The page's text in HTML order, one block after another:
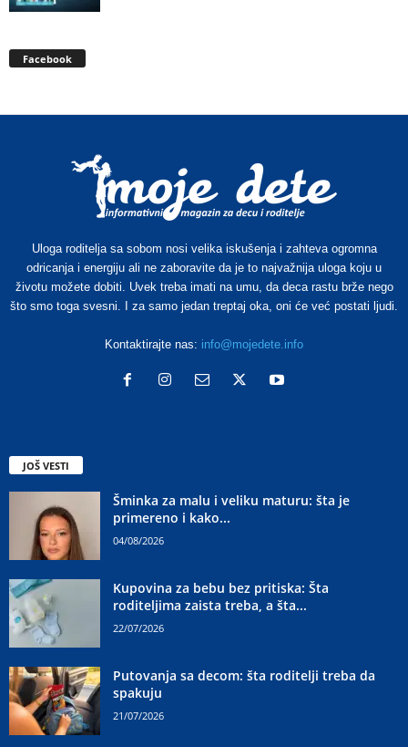
Facebook
Uloga roditelja sa sobom nosi velika iskušenja i zahteva ogromna
odricanja i energiju ali ne zaboravite da je to najvažnija uloga koju u
životu možete dobiti. Uvek treba imati na umu, da deca rastu brže nego
što smo toga svesni. I za samo jedan treptaj oka, oni će već postati ljudi.
Kontaktirajte nas: info@mojedete.info
JOŠ VESTI
Šminka za malu i veliku maturu: šta je
primereno i kako...
04/08/2026
Kupovina za bebu bez pritiska: Šta
roditeljima zaista treba, a šta...
22/07/2026
Putovanja sa decom: šta roditelji treba da
spakuju
21/07/2026